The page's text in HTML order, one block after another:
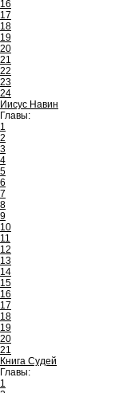
16
17
18
19
20
21
22
23
24
Иисус Навин
Главы:
1
2
3
4
5
6
7
8
9
10
11
12
13
14
15
16
17
18
19
20
21
Книга Судей
Главы:
1